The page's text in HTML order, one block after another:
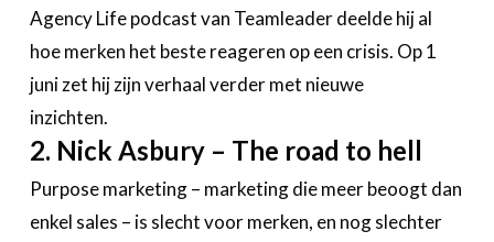
Agency Life podcast van Teamleader deelde hij al
hoe merken het beste reageren op een crisis. Op 1
juni zet hij zijn verhaal verder met nieuwe
inzichten.
2. Nick Asbury – The road to hell
Purpose marketing – marketing die meer beoogt dan
enkel sales – is slecht voor merken, en nog slechter